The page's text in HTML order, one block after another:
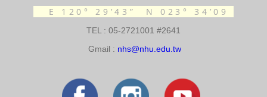
E 120° 29’43” N 023° 34’09
TEL : 05-2721001 #2641
Gmail : nhs@nhu.edu.tw